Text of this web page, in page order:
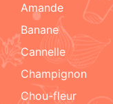
amande
Banane
cannelle
champignon
chou-fleur